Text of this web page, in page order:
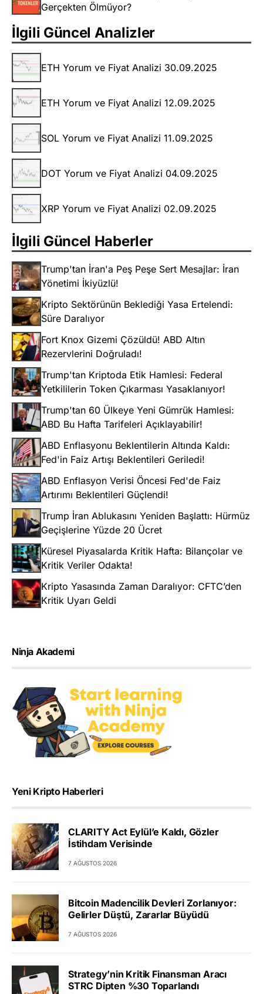
Gerçekten Ölmüyor?
İlgili Güncel Analizler
ETH Yorum ve Fiyat Analizi 30.09.2025
ETH Yorum ve Fiyat Analizi 12.09.2025
SOL Yorum ve Fiyat Analizi 11.09.2025
DOT Yorum ve Fiyat Analizi 04.09.2025
XRP Yorum ve Fiyat Analizi 02.09.2025
İlgili Güncel Haberler
Trump'tan İran'a Peş Peşe Sert Mesajlar: İran
Yönetimi İkiyüzlü!
Kripto Sektörünün Beklediği Yasa Ertelendi:
Süre Daralıyor
Fort Knox Gizemi Çözüldü! ABD Altın
Rezervlerini Doğruladı!
Trump'tan Kriptoda Etik Hamlesi: Federal
Yetkililerin Token Çıkarması Yasaklanıyor!
Trump'tan 60 Ülkeye Yeni Gümrük Hamlesi:
ABD Bu Hafta Tarifeleri Açıklayabilir!
ABD Enflasyonu Beklentilerin Altında Kaldı:
Fed'in Faiz Artışı Beklentileri Geriledi!
ABD Enflasyon Verisi Öncesi Fed'de Faiz
Artırımı Beklentileri Güçlendi!
Trump İran Ablukasını Yeniden Başlattı: Hürmüz
Geçişlerine Yüzde 20 Ücret
Küresel Piyasalarda Kritik Hafta: Bilançolar ve
Kritik Veriler Odakta!
Kripto Yasasında Zaman Daralıyor: CFTC’den
Kritik Uyarı Geldi
Ninja Akademi
Yeni Kripto Haberleri
CLARITY Act Eylül’e Kaldı, Gözler
İstihdam Verisinde
7 AĞUSTOS 2026
Bitcoin Madencilik Devleri Zorlanıyor:
Gelirler Düştü, Zararlar Büyüdü
7 AĞUSTOS 2026
Strategy’nin Kritik Finansman Aracı
STRC Dipten %30 Toparlandı